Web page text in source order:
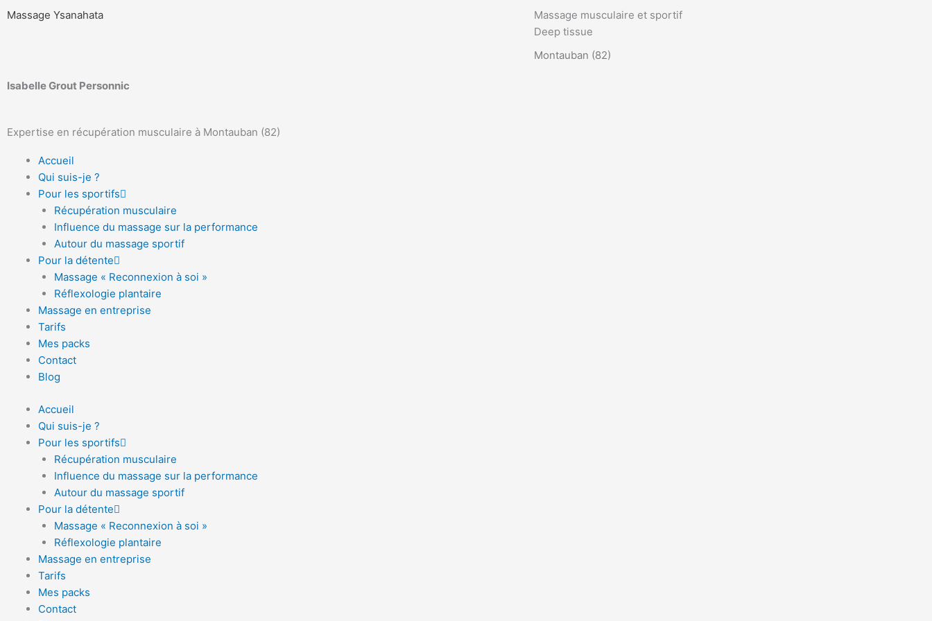
Massage Ysanahata
Massage musculaire et sportif
Deep tissue
Montauban (82)
Isabelle Grout Personnic
Expertise en récupération musculaire à Montauban (82)
Accueil
Qui suis-je ?
Pour les sportifs
Récupération musculaire
Influence du massage sur la performance
Autour du massage sportif
Pour la détente
Massage « Reconnexion à soi »
Réflexologie plantaire
Massage en entreprise
Tarifs
Mes packs
Contact
Blog
Accueil
Qui suis-je ?
Pour les sportifs
Récupération musculaire
Influence du massage sur la performance
Autour du massage sportif
Pour la détente
Massage « Reconnexion à soi »
Réflexologie plantaire
Massage en entreprise
Tarifs
Mes packs
Contact